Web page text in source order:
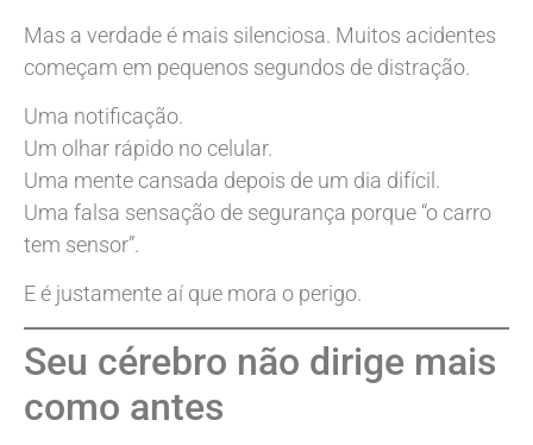
Mas a verdade é mais silenciosa. Muitos acidentes
começam em pequenos segundos de distração.
Uma notificação.
Um olhar rápido no celular.
Uma mente cansada depois de um dia difícil.
Uma falsa sensação de segurança porque “o carro
tem sensor”.
E é justamente aí que mora o perigo.
Seu cérebro não dirige mais
como antes